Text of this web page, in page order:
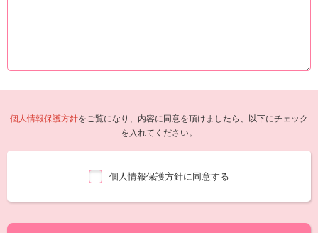
個人情報保護方針をご覧になり、内容に同意を頂けましたら、以下にチェック
を入れてください。
個人情報保護方針に同意する